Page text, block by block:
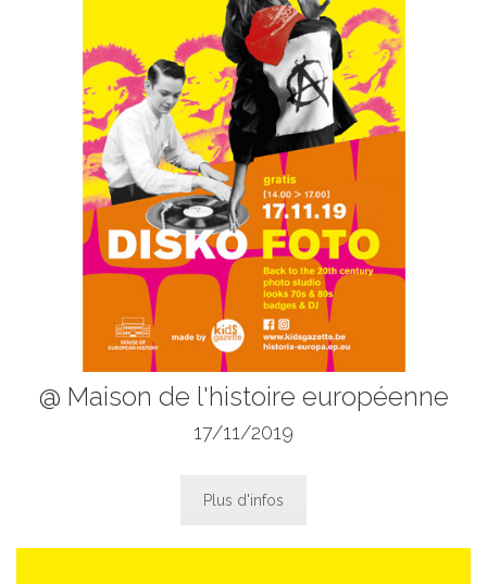
@ Maison de l'histoire européenne
17/11/2019
Plus d'infos